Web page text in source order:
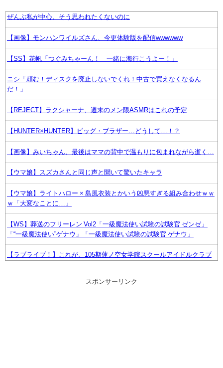
ぜんぶ私が中心、そう思われたくないのに
【画像】モンハンワイルズさん、今更体験版を配信wwwwww
【SS】花帆「つぐみちゃーん！ 一緒に海行こうよー！」
ニシ「頼む！ディスクを廃止しないでくれ！中古で買えなくなるん
だ！」
【REJECT】ラクシャーナ、週末のメン限ASMRはこれの予定
【HUNTER×HUNTER】ビッグ・ブラザー…どうして…！？
【画像】みいちゃん、最後はママの背中で温もりに包まれながら逝く…
【ウマ娘】スズカさんと同じ声と聞いて驚いたキャラ
【ウマ娘】ライトハロー × 島風衣装とかいう凶悪すぎる組み合わせｗｗ
ｗ「大変なことに…」
【WS】葬送のフリーレン Vol2「一級魔法使い試験の試験官 ゼンゼ」
「“一級魔法使い”ゲナウ」「一級魔法使い試験の試験官 ゲナウ」
【ラブライブ！】これが、105期蓮ノ空女学院スクールアイドルクラブ
DSにあったなんか無人島でサバイバルするゲーム、ワイしか覚えてな
スポンサーリンク